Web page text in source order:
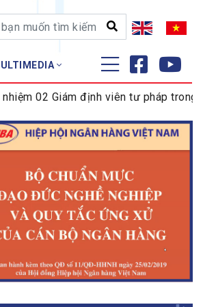
TẠO - NGHIÊN CỨU
huấn
02 Giám định viên tư pháp trong